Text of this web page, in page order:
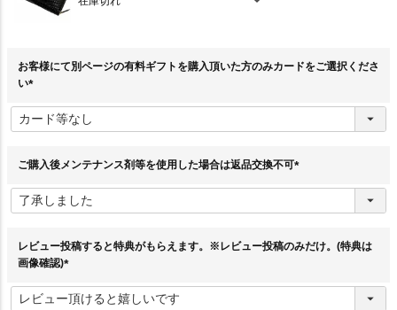
お客様にて別ページの有料ギフトを購入頂いた方のみカードをご選択くださ
い
必
須
ご購入後メンテナンス剤等を使用した場合は返品交換不可
須
レビュー投稿すると特典がもらえます。※レビュー投稿のみだけ。(特典は
画像確認)
必